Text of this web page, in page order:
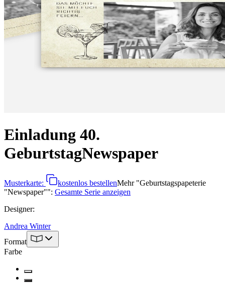
Einladung 40.
GeburtstagNewspaper
Musterkarte: kostenlos bestellenMehr"Geburtstagspapeterie
"Newspaper"": Gesamte Serie anzeigen
Designer:
Andrea Winter
Format
Farbe